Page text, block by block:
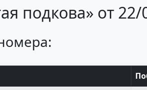
подкова» от 22/